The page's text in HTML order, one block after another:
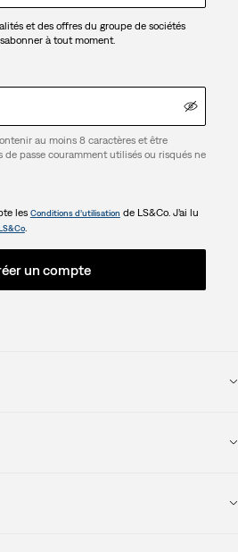
et des offres du groupe de sociétés
à tout moment.
au moins 8 caractères et être
passe couramment utilisés ou risqués ne
les Conditions d’utilisation de LS&Co. J’ai lu
.
un compte